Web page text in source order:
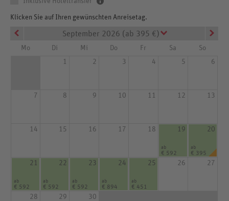
Klicken Sie auf Ihren gewünschten Anreisetag.
September 2026 (ab 395 €)
Mo Di Mi Do Fr Sa
So
1
2 3 4 5 6
7 8 9 10 11 12 13
14 15 16 17 18 19
ab
€ 592
20
ab
€ 395
21
ab
€ 592
22
ab
€ 592
23
ab
€ 592
24
ab
€ 894
25
ab
€ 451
26 27
28 29 30